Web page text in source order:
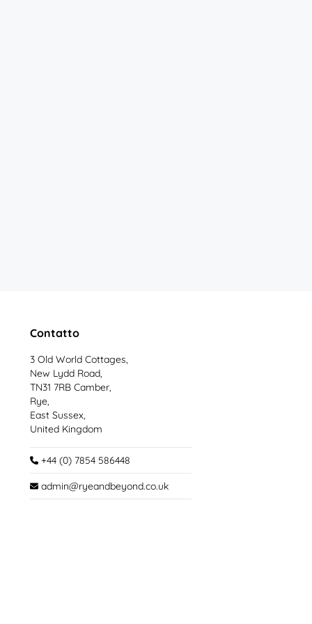
Contatto
3 Old World Cottages,
New Lydd Road,
TN31 7RB Camber,
Rye,
East Sussex,
United Kingdom
+44 (0) 7854 586448
admin@ryeandbeyond.co.uk